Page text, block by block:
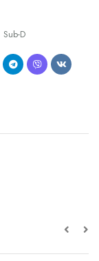
Sub-D